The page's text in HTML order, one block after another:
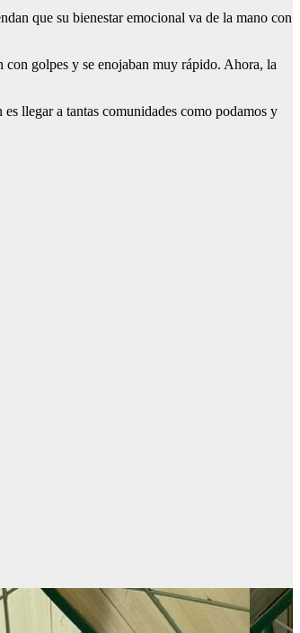
que su bienestar emocional va de la mano con
golpes y se enojaban muy rápido. Ahora, la
llegar a tantas comunidades como podamos y